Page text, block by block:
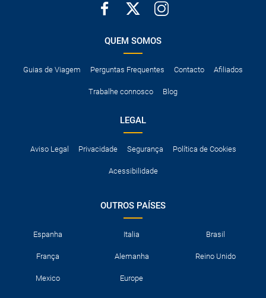
QUEM SOMOS
Guias de Viagem Perguntas Frequentes Contacto Afiliados
Trabalhe connosco Blog
LEGAL
Aviso Legal Privacidade Segurança Política de Cookies
Acessibilidade
OUTROS PAÍSES
Espanha Italia Brasil
França Alemanha Reino Unido
Mexico Europe